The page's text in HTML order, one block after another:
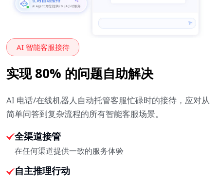
AI 智能客服接待
实现 80% 的问题自助解决
AI 电话/在线机器人自动托管客服忙碌时的接待，应对从
简单问答到复杂流程的所有智能客服场景。
全渠道接管
在任何渠道提供一致的服务体验
自主推理行动